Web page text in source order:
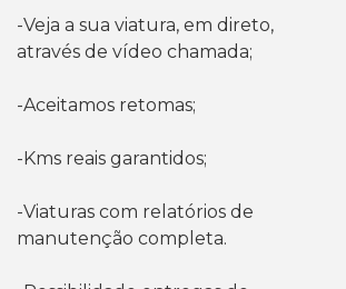
-Veja a sua viatura, em direto,
através de vídeo chamada;
-Aceitamos retomas;
-Kms reais garantidos;
-Viaturas com relatórios de
manutenção completa.